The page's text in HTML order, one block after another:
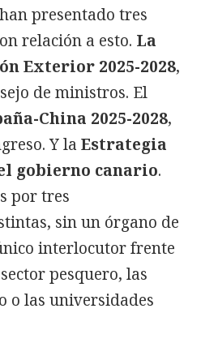
presentado tres
relación a esto. La
Exterior 2025-2028,
de ministros. El
China 2025-2028,
Y la Estrategia
gobierno canario.
por tres
sin un órgano de
interlocutor frente
pesquero, las
o las universidades